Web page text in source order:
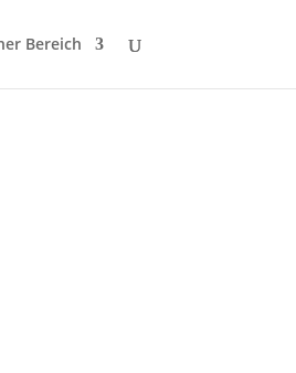
Bereich